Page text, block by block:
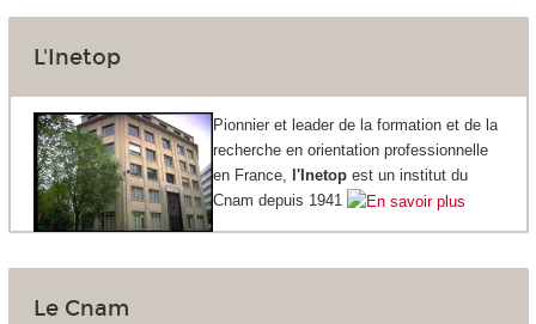
L'Inetop
Pionnier et leader de la formation et de la
recherche en orientation professionnelle
en France, l'Inetopest un institut du
Cnam depuis 1941
Le Cnam